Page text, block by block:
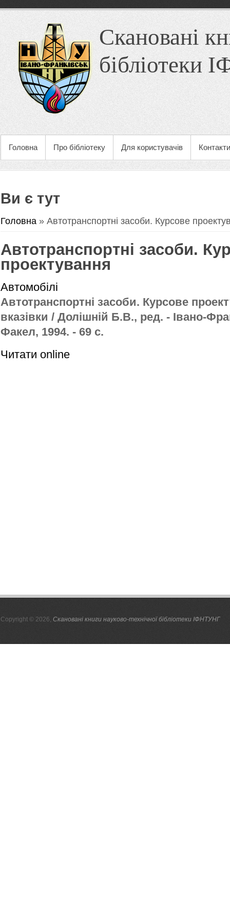
Скановані
бібліотеки
Головна Про бібліотеку Для користувачів Контакти
Ви є тут
Головна » Автотранспортні засоби. Курсове
Автотранспортні засоби.
проектування
Автомобілі
Автотранспортні засоби. Курсове
вказівки / Долішній Б.В., ред. - Івано-
Факел, 1994. - 69 с.
Читати online
Copyright © 2026, Скановані книги науково-технічної бібліотеки ІФНТУНГ